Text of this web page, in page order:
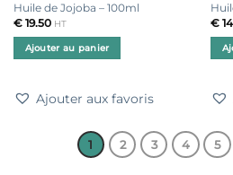
Huile de Jojoba – 100ml
€19.50 HT
Ajouter au panier
Ajouter aux favoris
€
1 2 3 4 5